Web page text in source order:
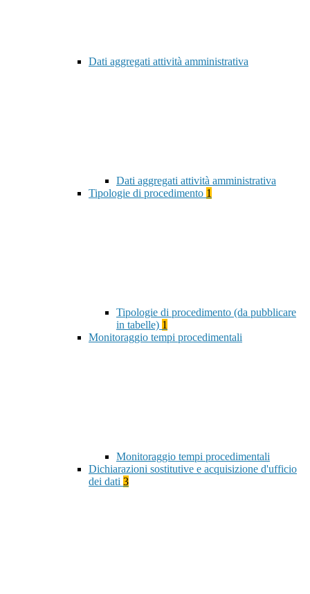
Dati aggregati attività amministrativa
Dati aggregati attività amministrativa
Tipologie di procedimento 1
Tipologie di procedimento (da pubblicare
in tabelle) 1
Monitoraggio tempi procedimentali
Monitoraggio tempi procedimentali
Dichiarazioni sostitutive e acquisizione d'ufficio
dei dati 3